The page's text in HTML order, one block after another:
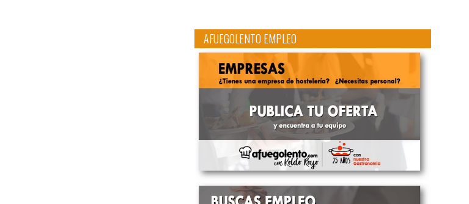
AFUEGOLENTO EMPLEO